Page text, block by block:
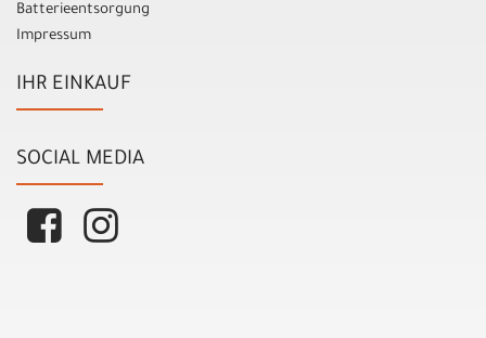
Batterieentsorgung
Impressum
IHR EINKAUF
SOCIAL MEDIA